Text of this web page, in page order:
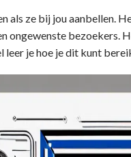
als ze bij jou aanbellen.
ongewenste bezoekers.
je hoe je dit kunt